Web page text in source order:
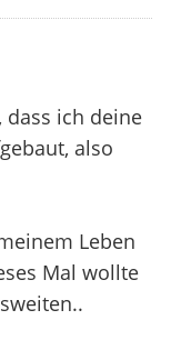
ich deine
also
Leben
Mal wollte